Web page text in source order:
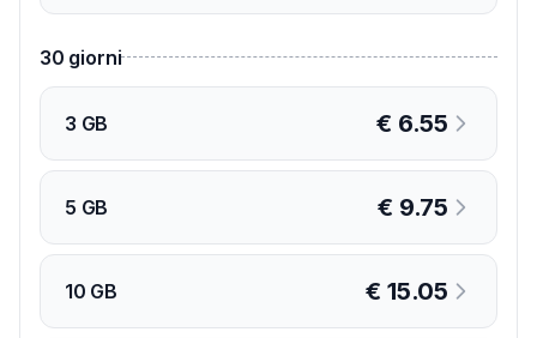
30 giorni
3 GB € 6.55
5 GB € 9.75
10 GB € 15.05